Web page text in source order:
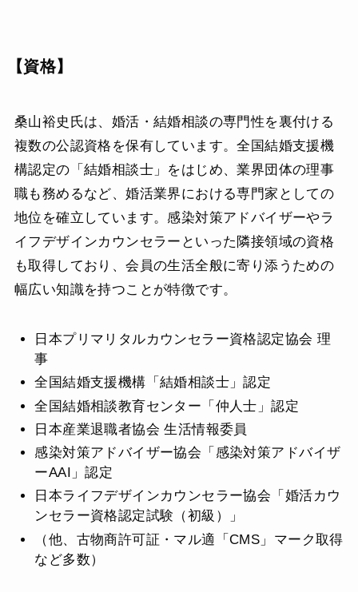
【資格】
桑山裕史氏は、婚活・結婚相談の専門性を裏付ける
複数の公認資格を保有しています。全国結婚支援機
構認定の「結婚相談士」をはじめ、業界団体の理事
職も務めるなど、婚活業界における専門家としての
地位を確立しています。感染対策アドバイザーやラ
イフデザインカウンセラーといった隣接領域の資格
も取得しており、会員の生活全般に寄り添うための
幅広い知識を持つことが特徴です。
日本プリマリタルカウンセラー資格認定協会 理
事
全国結婚支援機構「結婚相談士」認定
全国結婚相談教育センター「仲人士」認定
日本産業退職者協会 生活情報委員
感染対策アドバイザー協会「感染対策アドバイザ
ーAAI」認定
日本ライフデザインカウンセラー協会「婚活カウ
ンセラー資格認定試験（初級）」
（他、古物商許可証・マル適「CMS」マーク取得
など多数）